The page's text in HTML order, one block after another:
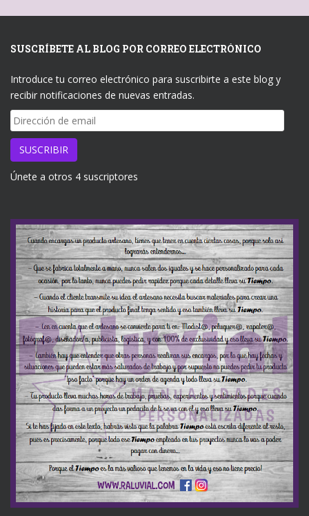
SUSCRÍBETE AL BLOG POR CORREO ELECTRÓNICO
Introduce tu correo electrónico para suscribirte a este blog y
recibir notificaciones de nuevas entradas.
Dirección
de
email
SUSCRIBIR
Únete a otros 4 suscriptores